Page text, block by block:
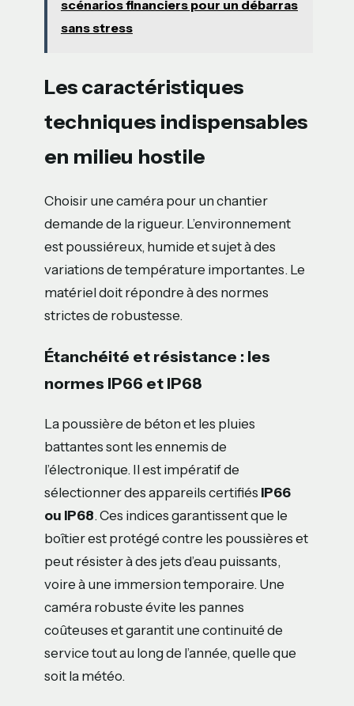
scénarios financiers pour un débarras
sans stress
Les caractéristiques
techniques indispensables
en milieu hostile
Choisir une caméra pour un chantier
demande de la rigueur. L’environnement
est poussiéreux, humide et sujet à des
variations de température importantes. Le
matériel doit répondre à des normes
strictes de robustesse.
Étanchéité et résistance : les
normes IP66 et IP68
La poussière de béton et les pluies
battantes sont les ennemis de
l’électronique. Il est impératif de
sélectionner des appareils certifiés IP66
ou IP68. Ces indices garantissent que le
boîtier est protégé contre les poussières et
peut résister à des jets d’eau puissants,
voire à une immersion temporaire. Une
caméra robuste évite les pannes
coûteuses et garantit une continuité de
service tout au long de l’année, quelle que
soit la météo.